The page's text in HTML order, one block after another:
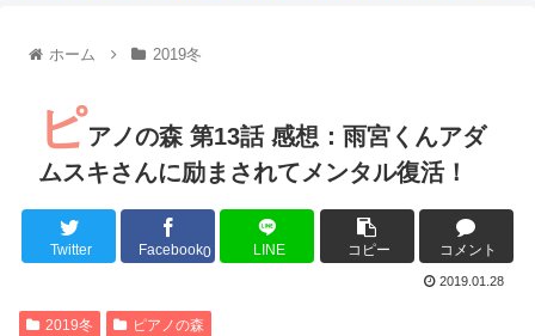
『進撃の巨人』で一番面白いところってｗｗｗｗｗ
るろうに剣心 -明治剣客浪漫譚- 京都動乱 第33話の感想
同盟、帝国、フェザーン。生まれるなら何処がいいか問題！
ホーム 2019冬
ピアノの森 第13話 感想：雨宮くんアダ
ムスキさんに励まされてメンタル復活！
Twitter Facebook0 LINE コピー コメント
2019.01.28
2019冬 ピアノの森